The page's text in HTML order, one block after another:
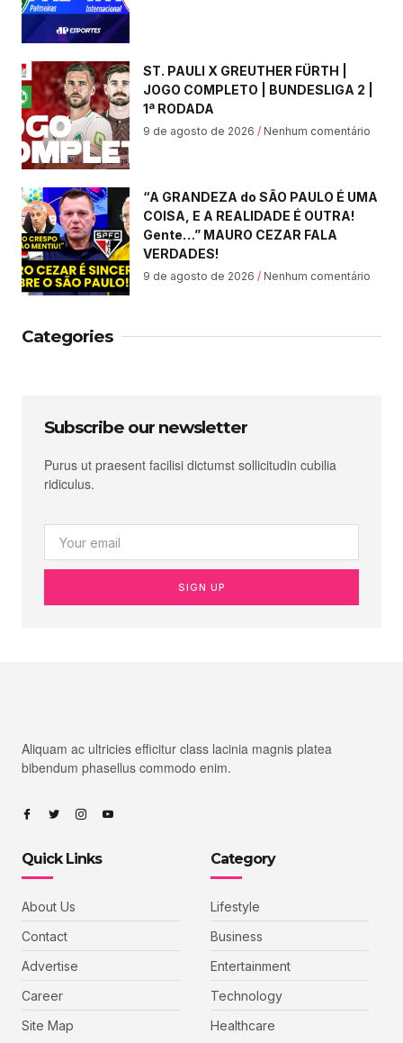
ST. PAULI X GREUTHER FÜRTH |
JOGO COMPLETO | BUNDESLIGA 2 |
1ª RODADA
9 de agosto de 2026 Nenhum comentário
“A GRANDEZA do SÃO PAULO É UMA
COISA, E A REALIDADE É OUTRA!
Gente…” MAURO CEZAR FALA
VERDADES!
9 de agosto de 2026 Nenhum comentário
Categories
Subscribe our newsletter
Purus ut praesent facilisi dictumst sollicitudin cubilia
ridiculus.
SIGN UP
Aliquam ac ultricies efficitur class lacinia magnis platea
bibendum phasellus commodo enim.
Quick Links
About Us
Contact
Advertise
Career
Site Map
Category
Lifestyle
Business
Entertainment
Technology
Healthcare